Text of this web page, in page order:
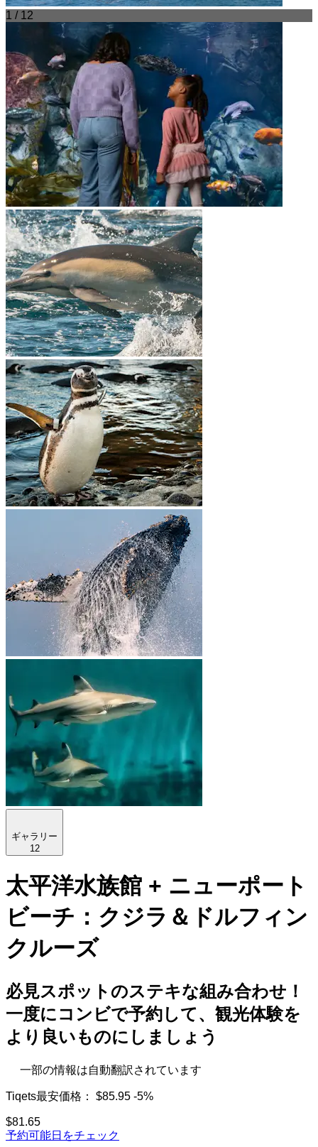
1 / 12
ギャラリー
12
太平洋水族館 + ニューポート
ビーチ：クジラ＆ドルフィン
クルーズ
必見スポットのステキな組み合わせ！
一度にコンビで予約して、観光体験を
より良いものにしましょう
一部の情報は自動翻訳されています
Tiqets最安価格： $85.95 -5%
$81.65
予約可能日をチェック